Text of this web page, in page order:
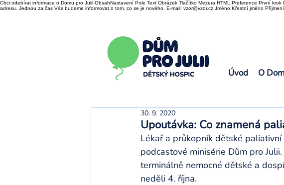
Chci odebírat informace o Domu pro Julii ObsahNastavení Pole Text Obrázek Tlačítko Mezera HTML Preference První
adresu. Jednou za čas Vás budeme informovat o tom, co se je nového. E-mail: vzor@vzor.cz Jméno Křestní jméno
Úvod O
Upoutávka: Co znamená
30. 9. 2020
Lékař a průkopník dětské
podcastové minisérie Dům pro
terminálně nemocné dětské a
neděli 4. října.